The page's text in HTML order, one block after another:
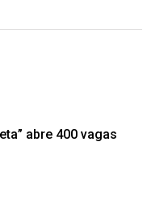
abre 400 vagas